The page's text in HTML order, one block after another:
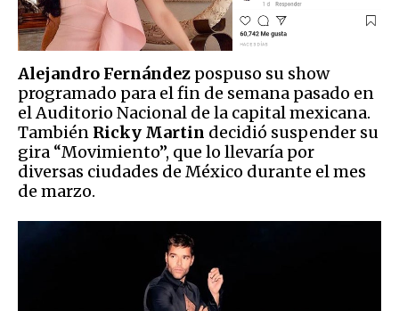
Alejandro Fernández pospuso su show
programado para el fin de semana pasado en
el Auditorio Nacional de la capital mexicana.
También Ricky Martin decidió suspender su
gira “Movimiento”, que lo llevaría por
diversas ciudades de México durante el mes
de marzo.